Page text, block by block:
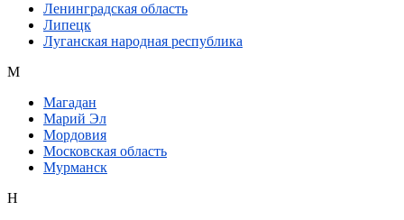
Ленинградская область
Липецк
Луганская народная республика
М
Магадан
Марий Эл
Мордовия
Московская область
Мурманск
Н